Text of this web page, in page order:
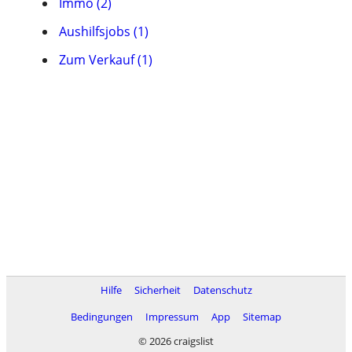
Aushilfsjobs (1)
Zum Verkauf (1)
Hilfe Sicherheit
Datenschutz
Bedingungen
Impressum App
Sitemap
© 2026 craigslist